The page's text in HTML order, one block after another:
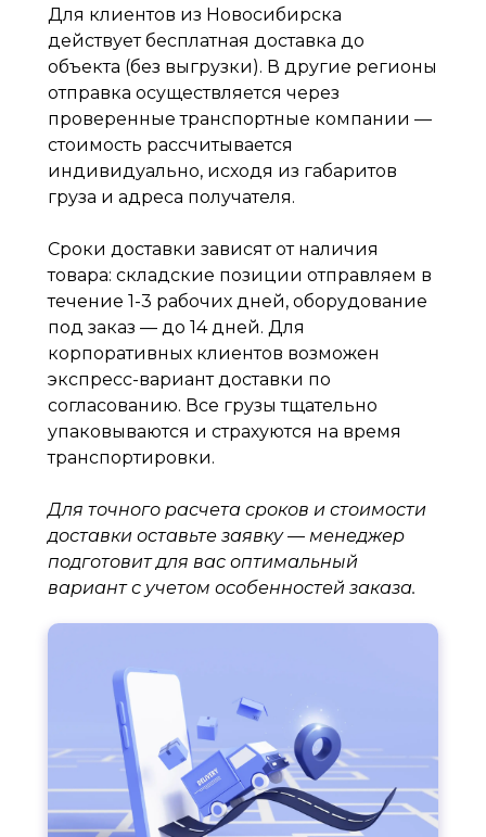
Для клиентов из Новосибирска
действует бесплатная доставка до
объекта (без выгрузки). В другие регионы
отправка осуществляется через
проверенные транспортные компании —
стоимость рассчитывается
индивидуально, исходя из габаритов
груза и адреса получателя.
Сроки доставки зависят от наличия
товара: складские позиции отправляем в
течение 1-3 рабочих дней, оборудование
под заказ — до 14 дней. Для
корпоративных клиентов возможен
экспресс-вариант доставки по
согласованию. Все грузы тщательно
упаковываются и страхуются на время
транспортировки.
Для точного расчета сроков и стоимости
доставки оставьте заявку — менеджер
подготовит для вас оптимальный
вариант с учетом особенностей заказа.